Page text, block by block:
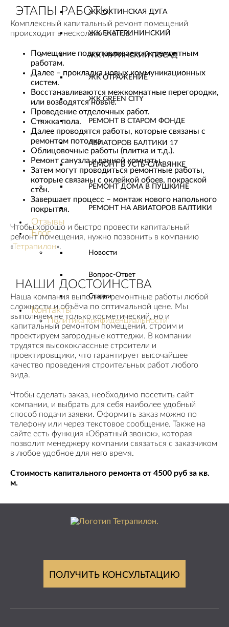
ЖК ОХТИНСКАЯ ДУГА
ЖК ЕКАТЕРИНИНСКИЙ
ЖК МУРИНСКИЙ ПОСАД
ЖК ОТРАЖЕНИЕ
ЖК GREEN CITY
РЕМОНТ В СТАРОМ ФОНДЕ
АВИАТОРОВ БАЛТИКИ 17
РЕМОНТ В УСТЬ-СЛАВЯНКЕ
РЕМОНТ ДОМА В ПУШКИНЕ
РЕМОНТ НА АВИАТОРОВ БАЛТИКИ
Отзывы
Блог
Новости
Вопрос-Ответ
Статьи
Контакты
Политика конфиденциальности
ЭТАПЫ РАБОТЫ
Комплексный капитальный ремонт помещений
происходит в несколько этапов:
Помещение подготавливается к ремонтным
работам.
Далее – прокладка новых коммуникационных
систем.
Восстанавливаются межкомнатные перегородки,
или возводятся новые.
Проведение отделочных работ.
Стяжка пола.
Далее проводятся работы, которые связаны с
ремонтом потолка.
Облицовочные работы (плитка и т.д.).
Ремонт санузла и ванной комнаты.
Затем могут проводиться ремонтные работы,
которые связаны с оклейкой обоев, покраской
стен.
Завершает процесс – монтаж нового напольного
покрытия.
Чтобы хорошо и быстро провести капитальный
ремонт помещения, нужно позвонить в компанию
«Тетрапилон».
НАШИ ДОСТОИНСТВА
Наша компания выполнит ремонтные работы любой
сложности и объёма по оптимальной цене. Мы
выполняем не только косметический, но и
капитальный ремонтом помещений, строим и
проектируем загородные коттеджи. В компании
трудятся высококлассные строители и
проектировщики, что гарантирует высочайшее
качество проведения строительных работ любого
вида.
Чтобы сделать заказ, необходимо посетить сайт
компании, и выбрать для себя наиболее удобный
способ подачи заявки. Оформить заказ можно по
телефону или через текстовое сообщение. Также на
сайте есть функция «Обратный звонок», которая
позволит менеджеру компании связаться с заказчиком
в любое удобное для него время.
Стоимость капитального ремонта от 4500 руб за кв.
м.
ПОЛУЧИТЬ КОНСУЛЬТАЦИЮ